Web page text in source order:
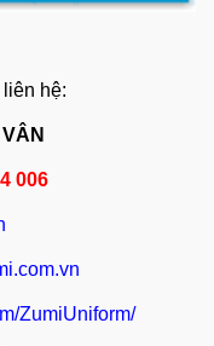
hệ:
006
ZumiUniform/